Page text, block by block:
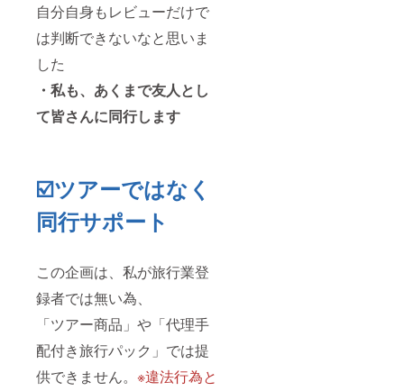
自分自身もレビューだけで
は判断できないなと思いま
した
・私も、あくまで友人とし
て皆さんに同行します
☑️ツアーではなく
同行サポート
この企画は、私が旅行業登
録者では無い為、
「ツアー商品」や「代理手
配付き旅行パック」では提
供できません。 ※違法行為と